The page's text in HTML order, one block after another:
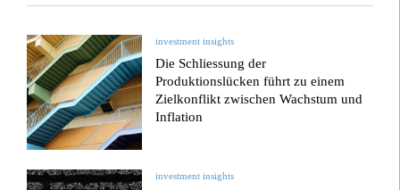
investment insights
Die Schliessung der
Produktionslücken führt zu einem
Zielkonflikt zwischen Wachstum und
Inflation
investment insights